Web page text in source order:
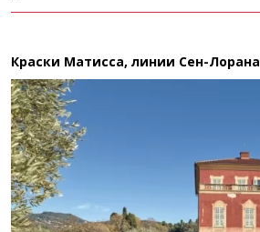
Краски Матисса, линии Сен-Лорана